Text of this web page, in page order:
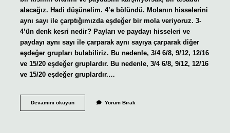
alacağız. Hadi düşünelim. 4’e bölündü. Molanın hisselerini
aynı sayı ile çarptığımızda eşdeğer bir mola veriyoruz. 3-
4’ün denk kesri nedir? Payları ve paydayı hisseleri ve
paydayı aynı sayı ile çarparak aynı sayıya çarparak diğer
eşdeğer grupları bulabiliriz. Bu nedenle, 3/4 6/8, 9/12, 12/16
ve 15/20 eşdeğer gruplardır. Bu nedenle, 3/4 6/8, 9/12, 12/16
ve 15/20 eşdeğer gruplardır.…
Devamını okuyun3
Yorum Bırak